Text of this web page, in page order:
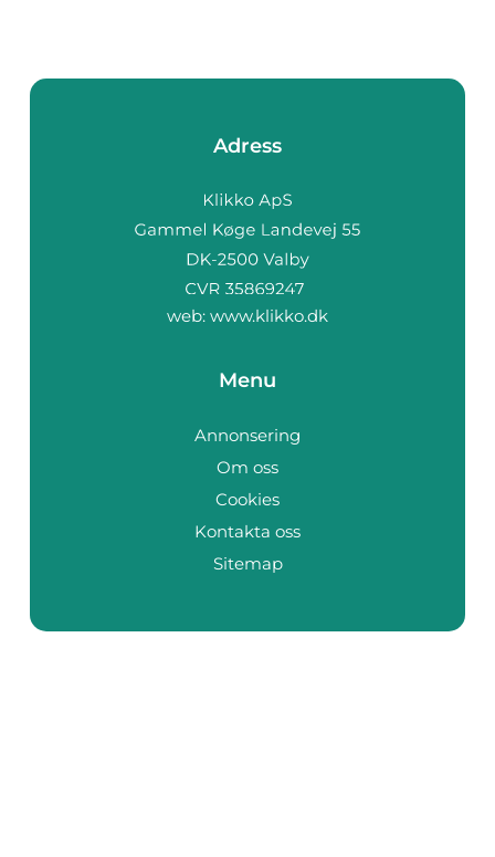
Adress
web: www.klikko.dk
Menu
Annonsering
Om oss
Cookies
Kontakta oss
Sitemap